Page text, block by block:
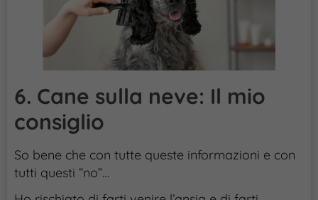
6. Cane sulla neve: Il mio
consiglio
So bene che con tutte queste informazioni e con
tutti questi “no”…